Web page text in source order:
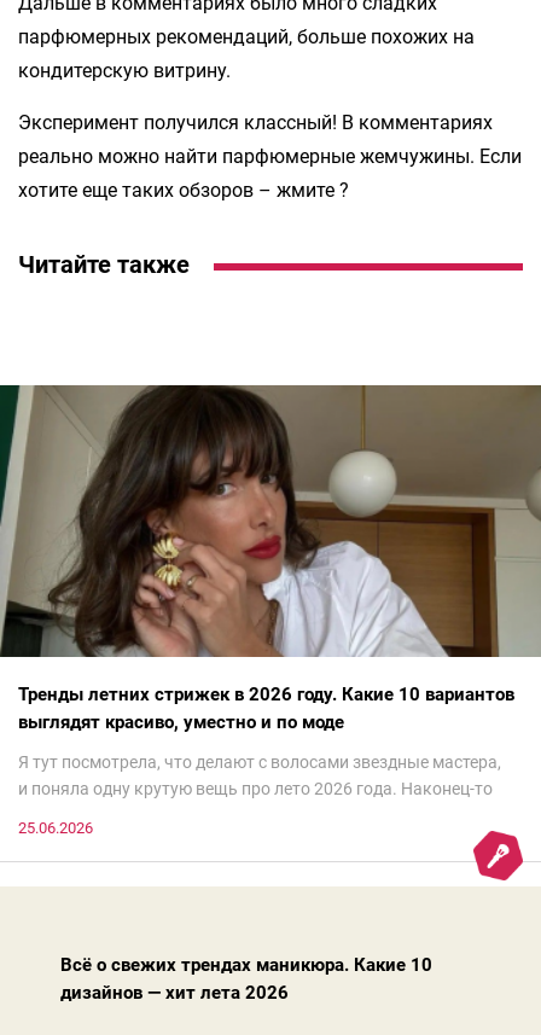
парфюмерных рекомендаций, больше похожих на
кондитерскую витрину.
Эксперимент получился классный! В комментариях
реально можно найти парфюмерные жемчужины. Если
хотите еще таких обзоров – жмите ?
Читайте также
Тренды летних стрижек в 2026 году. Какие 10 вариантов
выглядят красиво, уместно и по моде
Я тут посмотрела, что делают с волосами звездные мастера,
и поняла одну крутую вещь про лето 2026 года. Наконец-то
зеркалом.Волосы должны быть живыми!
25.06.2026
Всё о свежих трендах маникюра. Какие 10
дизайнов — хит лета 2026